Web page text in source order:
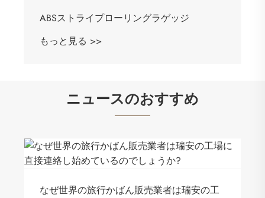
ABSストライプローリングラゲッジ
もっと見る >>
ニュースのおすすめ
なぜ世界の旅行かばん販売業者は瑞安の工